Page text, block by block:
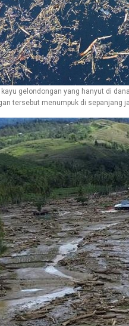
gelondongan yang hanyut di
tersebut menumpuk di sepanjang